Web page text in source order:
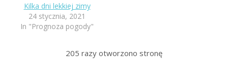
Kilka dni lekkiej zimy
24 stycznia, 2021
In "Prognoza pogody"
205 razy otworzono stronę